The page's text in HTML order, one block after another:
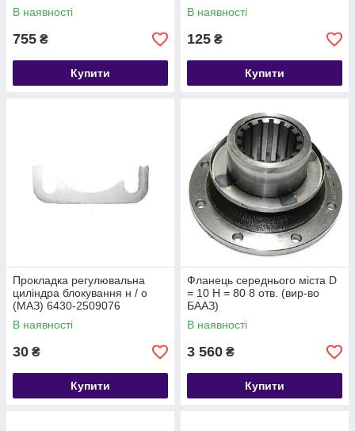
В наявності
755 ₴
Купити
В наявності
125 ₴
Купити
Прокладка регулювальна
циліндра блокування н / о
(МАЗ) 6430-2509076
В наявності
30 ₴
Купити
Фланець середнього міста D
= 10 H = 80 8 отв. (вир-во
БААЗ)
В наявності
3 560 ₴
Купити